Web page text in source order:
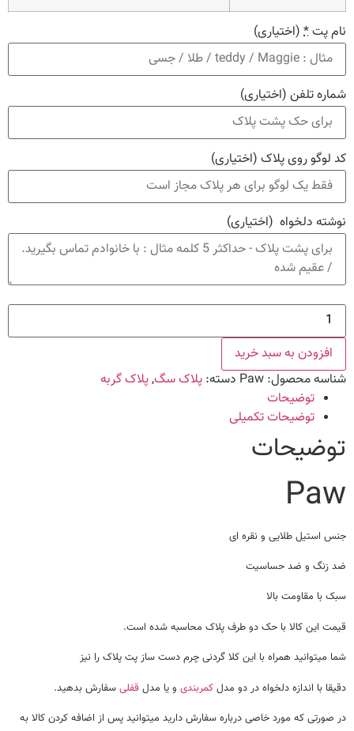
نام پت* (اختیاری)
شماره تلفن (اختیاری)
کد لوگو روی پلاک (اختیاری)
نوشته دلخواه (اختیاری)
Paw
عدد
افزودن به سبد خرید
شناسه محصول: Paw دسته: پلاک سگ,پلاک گربه
توضیحات
توضیحات تکمیلی
توضیحات
Paw
جنس استیل طلایی و نقره ای
ضد زنگ و ضد حساسیت
سبک با مقاومت بالا
قیمت این کالا با حک دو طرف پلاک محاسبه شده است.
شما میتوانید همراه با این کلا گردنی چرم دست ساز پت پلاک را نیز
دقیقا با اندازه دلخواه در دو مدلکمربندی و یا مدلقفلیسفارش بدهید.
در صورتی که مورد خاصی درباره سفارش دارید میتوانید پس از اضافه کردن کالا به